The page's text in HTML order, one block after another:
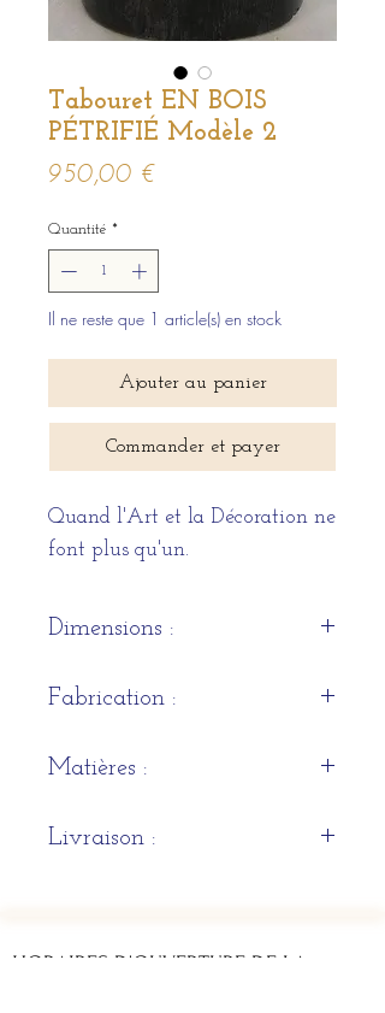
Tabouret EN BOIS
PÉTRIFIÉ Modèle 2
950,00 €
Quantité *
Il ne reste que 1 article(s) en stock
Ajouter au panier
Commander et payer
Quand l'Art et la Décoration ne
font plus qu'un.
Dimensions :
cm x Profonde 33cm
Fabrication :
Matières :
Livraison :
HORAIRES D'OUVERTURE DE LA